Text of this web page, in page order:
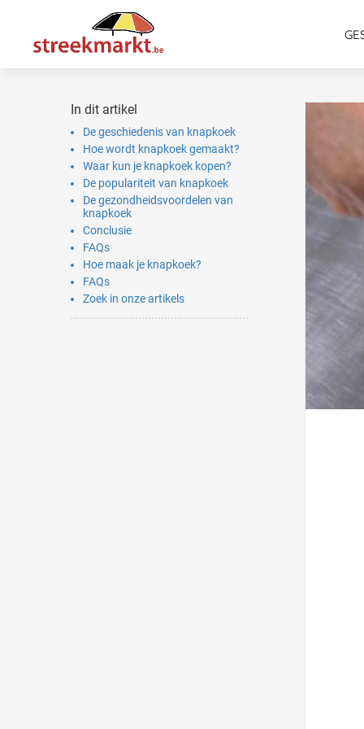
In dit artikel
De geschiedenis van knapkoek
Hoe wordt knapkoek gemaakt?
Waar kun je knapkoek kopen?
De populariteit van knapkoek
De gezondheidsvoordelen van
knapkoek
Conclusie
FAQs
Hoe maak je knapkoek?
FAQs
Zoek in onze artikels